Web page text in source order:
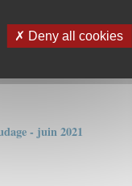
- juin 2022
- juin 2021
Deny all cookies